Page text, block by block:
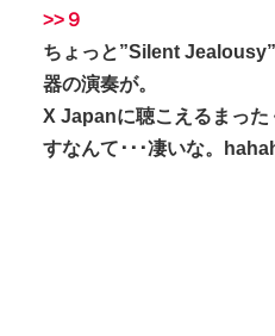
>>９
ちょっと”Silent
器の演奏が。
X Japanに聴こえるまった
すなんて･･･凄いな。